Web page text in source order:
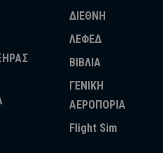
ΔΙΕΘΝΗ
ΛΕΦΕΔ
ΒΙΒΛΙΑ
ΓΕΝΙΚΗ
ΑΕΡΟΠΟΡΙΑ
Flight Sim